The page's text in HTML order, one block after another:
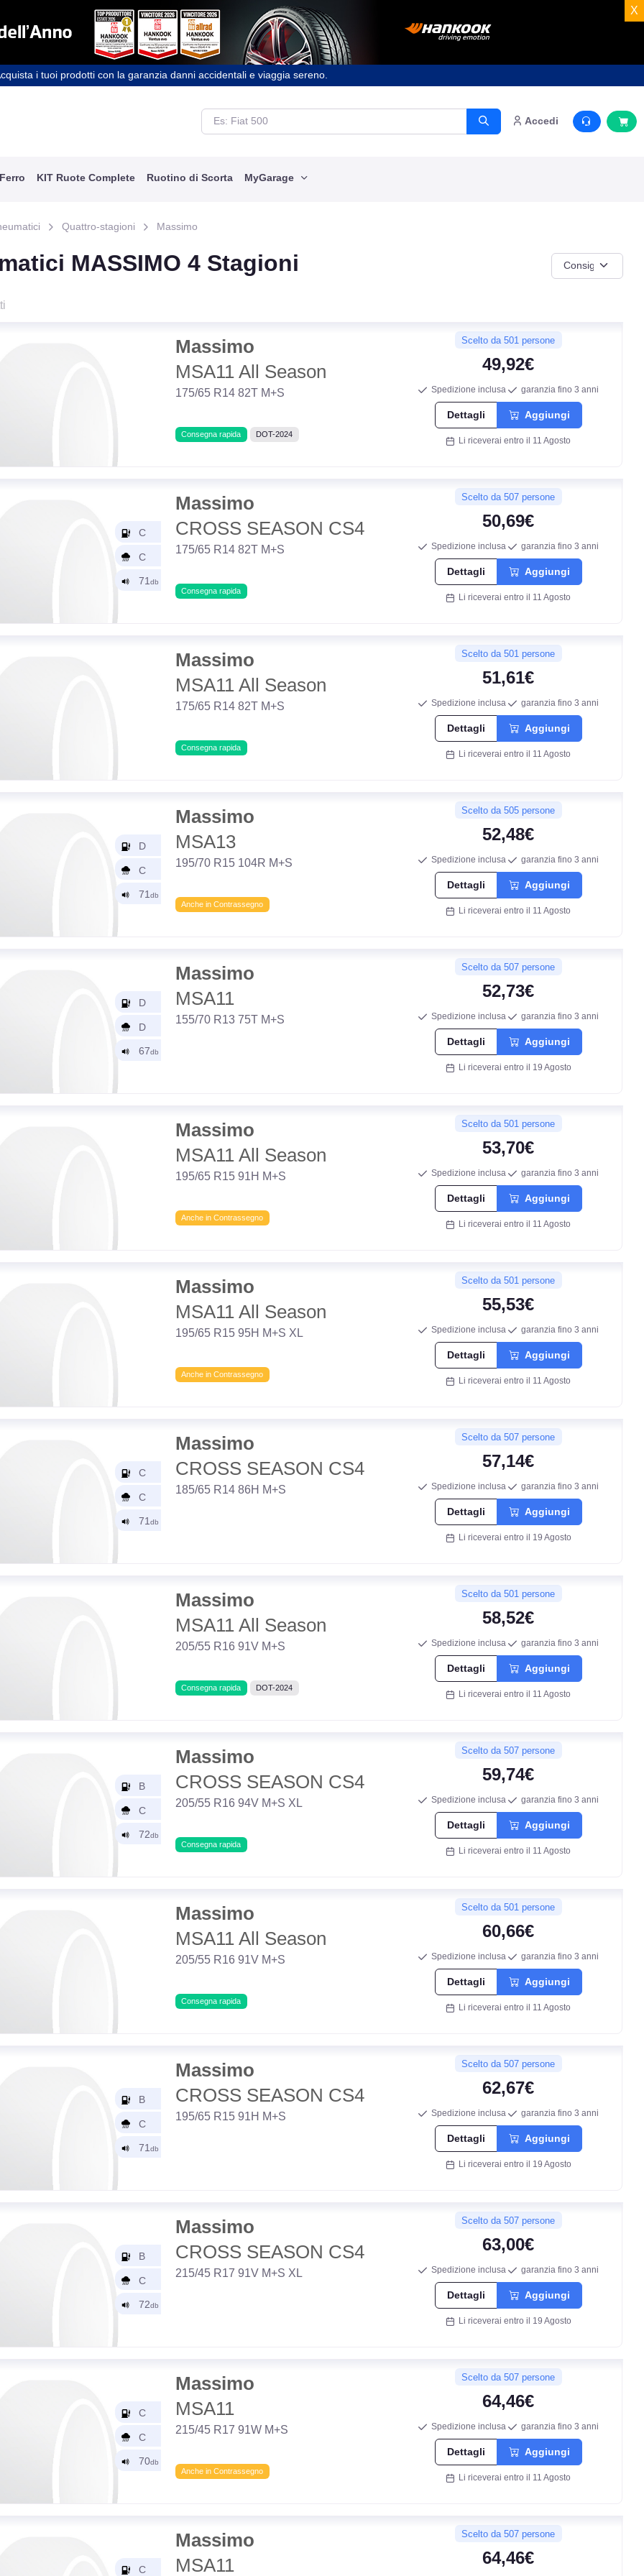
X
i tuoi prodotti con la garanzia danni accidentali e viaggia sereno.
Accedi
KIT Ruote Complete Ruotino di Scorta MyGarage
Quattro-stagioni Massimo
MASSIMO 4 Stagioni
Massimo
MSA11 All Season
175/65 R14 82T M+S
Consegna rapida DOT-2024
Scelto da 501 persone
49,92€
Spedizione inclusa garanzia fino 3 anni
Dettagli Aggiungi
Li riceverai entro il 11 Agosto
C
71db
Massimo
CROSS SEASON CS4
175/65 R14 82T M+S
Consegna rapida
Scelto da 507 persone
50,69€
Spedizione inclusa garanzia fino 3 anni
Dettagli Aggiungi
Li riceverai entro il 11 Agosto
Massimo
MSA11 All Season
175/65 R14 82T M+S
Consegna rapida
Scelto da 501 persone
51,61€
Spedizione inclusa garanzia fino 3 anni
Dettagli Aggiungi
Li riceverai entro il 11 Agosto
71db
Massimo
MSA13
195/70 R15 104R M+S
Anche in Contrassegno
Scelto da 505 persone
52,48€
Spedizione inclusa garanzia fino 3 anni
Dettagli Aggiungi
Li riceverai entro il 11 Agosto
D
67db
Massimo
MSA11
155/70 R13 75T M+S
Scelto da 507 persone
52,73€
Spedizione inclusa garanzia fino 3 anni
Dettagli Aggiungi
Li riceverai entro il 19 Agosto
Massimo
MSA11 All Season
195/65 R15 91H M+S
Anche in Contrassegno
Scelto da 501 persone
53,70€
Spedizione inclusa garanzia fino 3 anni
Dettagli Aggiungi
Li riceverai entro il 11 Agosto
Massimo
MSA11 All Season
195/65 R15 95H M+S XL
Anche in Contrassegno
Scelto da 501 persone
55,53€
Spedizione inclusa garanzia fino 3 anni
Dettagli Aggiungi
Li riceverai entro il 11 Agosto
C
71db
Massimo
CROSS SEASON CS4
185/65 R14 86H M+S
Scelto da 507 persone
57,14€
Spedizione inclusa garanzia fino 3 anni
Dettagli Aggiungi
Li riceverai entro il 19 Agosto
Massimo
MSA11 All Season
205/55 R16 91V M+S
Consegna rapida DOT-2024
Scelto da 501 persone
58,52€
Spedizione inclusa garanzia fino 3 anni
Dettagli Aggiungi
Li riceverai entro il 11 Agosto
Massimo
CROSS SEASON CS4
205/55 R16 94V M+S XL
Consegna rapida
Scelto da 507 persone
59,74€
Spedizione inclusa garanzia fino 3 anni
Dettagli Aggiungi
Li riceverai entro il 11 Agosto
Massimo
MSA11 All Season
205/55 R16 91V M+S
Consegna rapida
Scelto da 501 persone
60,66€
Spedizione inclusa garanzia fino 3 anni
Dettagli Aggiungi
Li riceverai entro il 11 Agosto
Massimo
CROSS SEASON CS4
195/65 R15 91H M+S
Scelto da 507 persone
62,67€
Spedizione inclusa garanzia fino 3 anni
Dettagli Aggiungi
Li riceverai entro il 19 Agosto
Massimo
CROSS SEASON CS4
215/45 R17 91V M+S XL
Scelto da 507 persone
63,00€
Spedizione inclusa garanzia fino 3 anni
Dettagli Aggiungi
Li riceverai entro il 19 Agosto
Massimo
MSA11
215/45 R17 91W M+S
Anche in Contrassegno
Scelto da 507 persone
64,46€
Spedizione inclusa garanzia fino 3 anni
Dettagli Aggiungi
Li riceverai entro il 11 Agosto
Massimo
MSA11
Scelto da 507 persone
64,46€